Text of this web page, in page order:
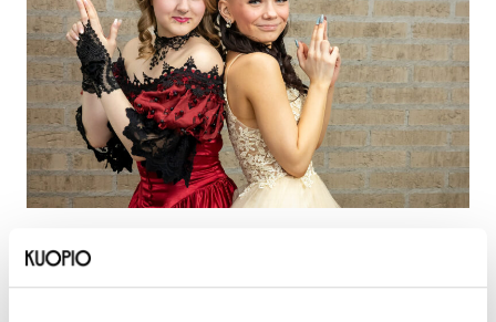
Savon ammattiopiston kaksoistutkintolaisten vanhojen
tansseja juhlistetaan Luolassa perjantaina 7.2.2025.